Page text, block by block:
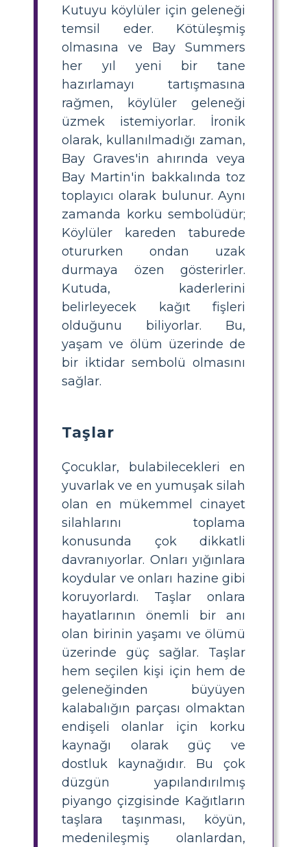
Kutuyu köylüler için geleneği
temsil eder. Kötüleşmiş
olmasına ve Bay Summers
her yıl yeni bir tane
hazırlamayı tartışmasına
rağmen, köylüler geleneği
üzmek istemiyorlar. İronik
olarak, kullanılmadığı zaman,
Bay Graves'in ahırında veya
Bay Martin'in bakkalında toz
toplayıcı olarak bulunur. Aynı
zamanda korku sembolüdür;
Köylüler kareden taburede
otururken ondan uzak
durmaya özen gösterirler.
Kutuda, kaderlerini
belirleyecek kağıt fişleri
olduğunu biliyorlar. Bu,
yaşam ve ölüm üzerinde de
bir iktidar sembolü olmasını
sağlar.
Taşlar
Çocuklar, bulabilecekleri en
yuvarlak ve en yumuşak silah
olan en mükemmel cinayet
silahlarını toplama
konusunda çok dikkatli
davranıyorlar. Onları yığınlara
koydular ve onları hazine gibi
koruyorlardı. Taşlar onlara
hayatlarının önemli bir anı
olan birinin yaşamı ve ölümü
üzerinde güç sağlar. Taşlar
hem seçilen kişi için hem de
geleneğinden büyüyen
kalabalığın parçası olmaktan
endişeli olanlar için korku
kaynağı olarak güç ve
dostluk kaynağıdır. Bu çok
düzgün yapılandırılmış
piyango çizgisinde Kağıtların
taşlara taşınması, köyün,
medenileşmiş olanlardan,